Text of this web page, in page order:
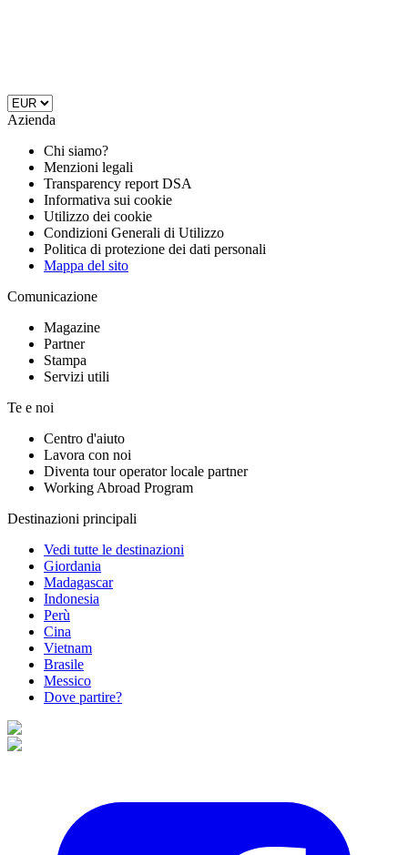
Azienda
Chi siamo?
Menzioni legali
Transparency report DSA
Informativa sui cookie
Utilizzo dei cookie
Condizioni Generali di Utilizzo
Politica di protezione dei dati personali
Mappa del sito
Comunicazione
Magazine
Partner
Stampa
Servizi utili
Te e noi
Centro d'aiuto
Lavora con noi
Diventa tour operator locale partner
Working Abroad Program
Destinazioni principali
Vedi tutte le destinazioni
Giordania
Madagascar
Indonesia
Perù
Cina
Vietnam
Brasile
Messico
Dove partire?